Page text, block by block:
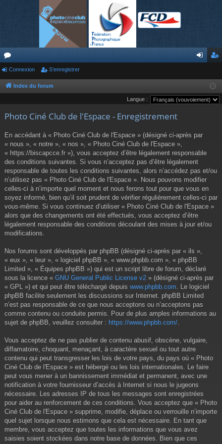
or
u
s
xi
nr
eg
Connexion S’enregistrer
Index du forum
Langue :
Photo Ciné Club de l'Espace - Enregistrement
En accédant à « Photo Ciné Club de l'Espace » (désigné ci-après par
« nous », « notre », « nos », « Photo Ciné Club de l'Espace »,
« https://biscapcce.fr »), vous acceptez d’être légalement responsable
des conditions suivantes. Si vous n’acceptez pas d’être légalement
responsable de toutes les conditions suivantes, alors n’accédez pas et/ou
n’utilisez pas « Photo Ciné Club de l'Espace ». Nous pouvons modifier
celles-ci à n’importe quel moment et nous ferons tout pour que vous en
soyez informé, bien qu’il soit prudent de vérifier régulièrement celles-ci par
vous-même. Si vous continuez d’utiliser « Photo Ciné Club de l'Espace »
alors que des changements ont été effectués, vous acceptez d’être
légalement responsable des conditions découlant des mises à jour et/ou
modifications.
Nos forums sont développés par phpBB (désigné ci-après par « ils »,
« eux », « leur », « logiciel phpBB », « www.phpbb.com », « phpBB
Limited », « Équipes phpBB ») qui est un script libre de forum, déclaré
sous la licence « GNU General Public License v2 » (désigné ci-après par
« GPL ») et qui peut être téléchargé depuis www.phpbb.com . Le logiciel
phpBB facilite seulement les discussions sur Internet. phpBB Limited
n’est pas responsable de ce que nous acceptons ou n’acceptons pas
comme contenu ou conduite permis. Pour de plus amples informations au
sujet de phpBB, veuillez consulter : https://www.phpbb.com/
Vous acceptez de ne pas publier de contenu abusif, obscène, vulgaire,
diffamatoire, choquant, menaçant, à caractère sexuel ou tout autre
contenu qui peut transgresser les lois de votre pays, du pays où « Photo
Ciné Club de l'Espace » est hébergé ou les lois internationales. Le faire
peut vous mener à un bannissement immédiat et permanent, avec une
notification à votre fournisseur d’accès à Internet si nous le jugeons
nécessaire. Les adresses IP de tous les messages sont enregistrées
pour aider au renforcement de ces conditions. Vous acceptez que « Photo
Ciné Club de l'Espace » supprime, modifie, déplace ou verrouille n’importe
quel sujet lorsque nous estimons que cela est nécessaire. En tant que
membre, vous acceptez que toutes les informations que vous avez
saisies soient stockées dans notre base de données. Bien que ces